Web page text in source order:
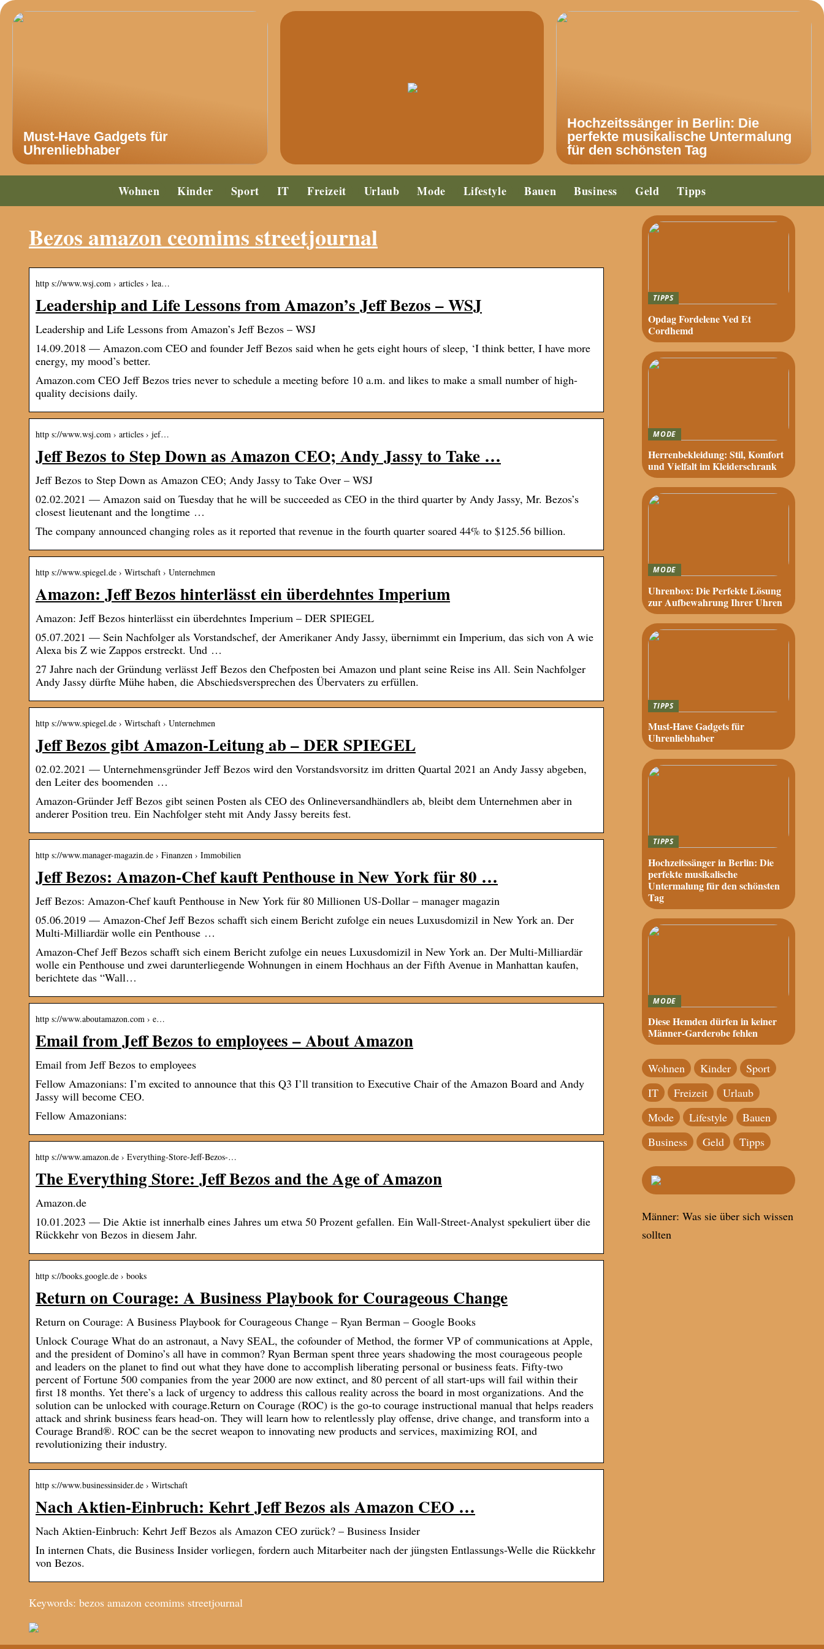
Must-Have Gadgets für
Uhrenliebhaber
Hochzeitssänger in Berlin: Die
perfekte musikalische Untermalung
für den schönsten Tag
Wohnen Kinder Sport IT Freizeit Urlaub Mode Lifestyle Bauen Business Geld Tipps
Bezos amazon ceomims streetjournal
http s://www.wsj.com › articles › lea…
Leadership and Life Lessons from Amazon’s Jeff Bezos – WSJ
Leadership and Life Lessons from Amazon’s Jeff Bezos – WSJ
14.09.2018 — Amazon.com CEO and founder Jeff Bezos said when he gets eight hours of sleep, ‘I think better, I have more
energy, my mood’s better.
Amazon.com CEO Jeff Bezos tries never to schedule a meeting before 10 a.m. and likes to make a small number of high-
quality decisions daily.
http s://www.wsj.com › articles › jef…
Jeff Bezos to Step Down as Amazon CEO; Andy Jassy to Take …
Jeff Bezos to Step Down as Amazon CEO; Andy Jassy to Take Over – WSJ
02.02.2021 — Amazon said on Tuesday that he will be succeeded as CEO in the third quarter by Andy Jassy, Mr. Bezos’s
closest lieutenant and the longtime …
The company announced changing roles as it reported that revenue in the fourth quarter soared 44% to $125.56 billion.
http s://www.spiegel.de › Wirtschaft › Unternehmen
Amazon: Jeff Bezos hinterlässt ein überdehntes Imperium
Amazon: Jeff Bezos hinterlässt ein überdehntes Imperium – DER SPIEGEL
05.07.2021 — Sein Nachfolger als Vorstandschef, der Amerikaner Andy Jassy, übernimmt ein Imperium, das sich von A wie
Alexa bis Z wie Zappos erstreckt. Und …
27 Jahre nach der Gründung verlässt Jeff Bezos den Chefposten bei Amazon und plant seine Reise ins All. Sein Nachfolger
Andy Jassy dürfte Mühe haben, die Abschiedsversprechen des Übervaters zu erfüllen.
http s://www.spiegel.de › Wirtschaft › Unternehmen
Jeff Bezos gibt Amazon-Leitung ab – DER SPIEGEL
02.02.2021 — Unternehmensgründer Jeff Bezos wird den Vorstandsvorsitz im dritten Quartal 2021 an Andy Jassy abgeben,
den Leiter des boomenden …
Amazon-Gründer Jeff Bezos gibt seinen Posten als CEO des Onlineversandhändlers ab, bleibt dem Unternehmen aber in
anderer Position treu. Ein Nachfolger steht mit Andy Jassy bereits fest.
http s://www.manager-magazin.de › Finanzen › Immobilien
Jeff Bezos: Amazon-Chef kauft Penthouse in New York für 80 …
Jeff Bezos: Amazon-Chef kauft Penthouse in New York für 80 Millionen US-Dollar – manager magazin
05.06.2019 — Amazon-Chef Jeff Bezos schafft sich einem Bericht zufolge ein neues Luxusdomizil in New York an. Der
Multi-Milliardär wolle ein Penthouse …
Amazon-Chef Jeff Bezos schafft sich einem Bericht zufolge ein neues Luxusdomizil in New York an. Der Multi-Milliardär
wolle ein Penthouse und zwei darunterliegende Wohnungen in einem Hochhaus an der Fifth Avenue in Manhattan kaufen,
berichtete das “Wall…
http s://www.aboutamazon.com › e…
Email from Jeff Bezos to employees – About Amazon
Email from Jeff Bezos to employees
Fellow Amazonians: I’m excited to announce that this Q3 I’ll transition to Executive Chair of the Amazon Board and Andy
Jassy will become CEO.
Fellow Amazonians:
http s://www.amazon.de › Everything-Store-Jeff-Bezos-…
The Everything Store: Jeff Bezos and the Age of Amazon
Amazon.de
10.01.2023 — Die Aktie ist innerhalb eines Jahres um etwa 50 Prozent gefallen. Ein Wall-Street-Analyst spekuliert über die
Rückkehr von Bezos in diesem Jahr.
http s://books.google.de › books
Return on Courage: A Business Playbook for Courageous Change
Return on Courage: A Business Playbook for Courageous Change – Ryan Berman – Google Books
Unlock Courage What do an astronaut, a Navy SEAL, the cofounder of Method, the former VP of communications at Apple,
and the president of Domino’s all have in common? Ryan Berman spent three years shadowing the most courageous people
and leaders on the planet to find out what they have done to accomplish liberating personal or business feats. Fifty-two
percent of Fortune 500 companies from the year 2000 are now extinct, and 80 percent of all start-ups will fail within their
first 18 months. Yet there’s a lack of urgency to address this callous reality across the board in most organizations. And the
solution can be unlocked with courage.Return on Courage (ROC) is the go-to courage instructional manual that helps readers
attack and shrink business fears head-on. They will learn how to relentlessly play offense, drive change, and transform into a
Courage Brand®. ROC can be the secret weapon to innovating new products and services, maximizing ROI, and
revolutionizing their industry.
http s://www.businessinsider.de › Wirtschaft
Nach Aktien-Einbruch: Kehrt Jeff Bezos als Amazon CEO …
Nach Aktien-Einbruch: Kehrt Jeff Bezos als Amazon CEO zurück? – Business Insider
In internen Chats, die Business Insider vorliegen, fordern auch Mitarbeiter nach der jüngsten Entlassungs-Welle die Rückkehr
von Bezos.
Keywords: bezos amazon ceomims streetjournal
TIPPS
Opdag Fordelene Ved Et
Cordhemd
MODE
Herrenbekleidung: Stil, Komfort
und Vielfalt im Kleiderschrank
MODE
Uhrenbox: Die Perfekte Lösung
zur Aufbewahrung Ihrer Uhren
TIPPS
Must-Have Gadgets für
Uhrenliebhaber
TIPPS
Hochzeitssänger in Berlin: Die
perfekte musikalische
Untermalung für den schönsten
Tag
MODE
Diese Hemden dürfen in keiner
Männer-Garderobe fehlen
Wohnen Kinder
Sport
IT
Freizeit
Urlaub
Mode
Lifestyle
Bauen
Business
Geld Tipps
Männer: Was sie über sich wissen
sollten